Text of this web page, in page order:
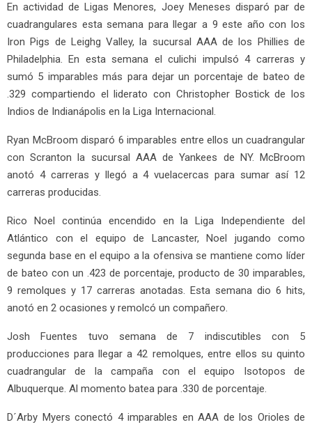
En actividad de Ligas Menores, Joey Meneses disparó par de
cuadrangulares esta semana para llegar a 9 este año con los
Iron Pigs de Leighg Valley, la sucursal AAA de los Phillies de
Philadelphia. En esta semana el culichi impulsó 4 carreras y
sumó 5 imparables más para dejar un porcentaje de bateo de
.329 compartiendo el liderato con Christopher Bostick de los
Indios de Indianápolis en la Liga Internacional.
Ryan McBroom disparó 6 imparables entre ellos un cuadrangular
con Scranton la sucursal AAA de Yankees de NY. McBroom
anotó 4 carreras y llegó a 4 vuelacercas para sumar así 12
carreras producidas.
Rico Noel continúa encendido en la Liga Independiente del
Atlántico con el equipo de Lancaster, Noel jugando como
segunda base en el equipo a la ofensiva se mantiene como líder
de bateo con un .423 de porcentaje, producto de 30 imparables,
9 remolques y 17 carreras anotadas. Esta semana dio 6 hits,
anotó en 2 ocasiones y remolcó un compañero.
Josh Fuentes tuvo semana de 7 indiscutibles con 5
producciones para llegar a 42 remolques, entre ellos su quinto
cuadrangular de la campaña con el equipo Isotopos de
Albuquerque. Al momento batea para .330 de porcentaje.
D´Arby Myers conectó 4 imparables en AAA de los Orioles de